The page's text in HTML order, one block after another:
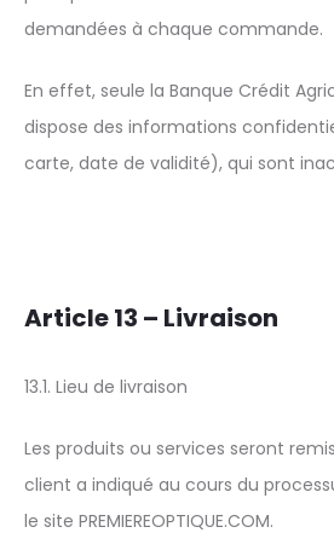
demandées à chaque commande.
En effet, seule la Banque Crédit
dispose des informations
carte, date de validité), qui sont
Article 13 – Livraison
13.1. Lieu de livraison
Les produits ou services seront
client a indiqué au cours du
le site PREMIEREOPTIQUE.COM.